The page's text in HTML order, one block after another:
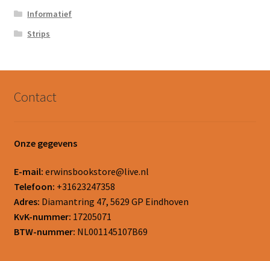
Informatief
Strips
Contact
Onze gegevens
E-mail: erwinsbookstore@live.nl
Telefoon: +31623247358
Adres: Diamantring 47, 5629 GP Eindhoven
KvK-nummer: 17205071
BTW-nummer: NL001145107B69